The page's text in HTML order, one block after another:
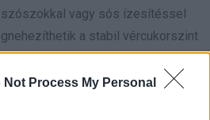
Not Process My Personal
vagy sós ízesítéssel
a stabil vércukorszint
mellé sok szénhidrát is kerül. Ha
nagyon ritkán enni, és figyelni az